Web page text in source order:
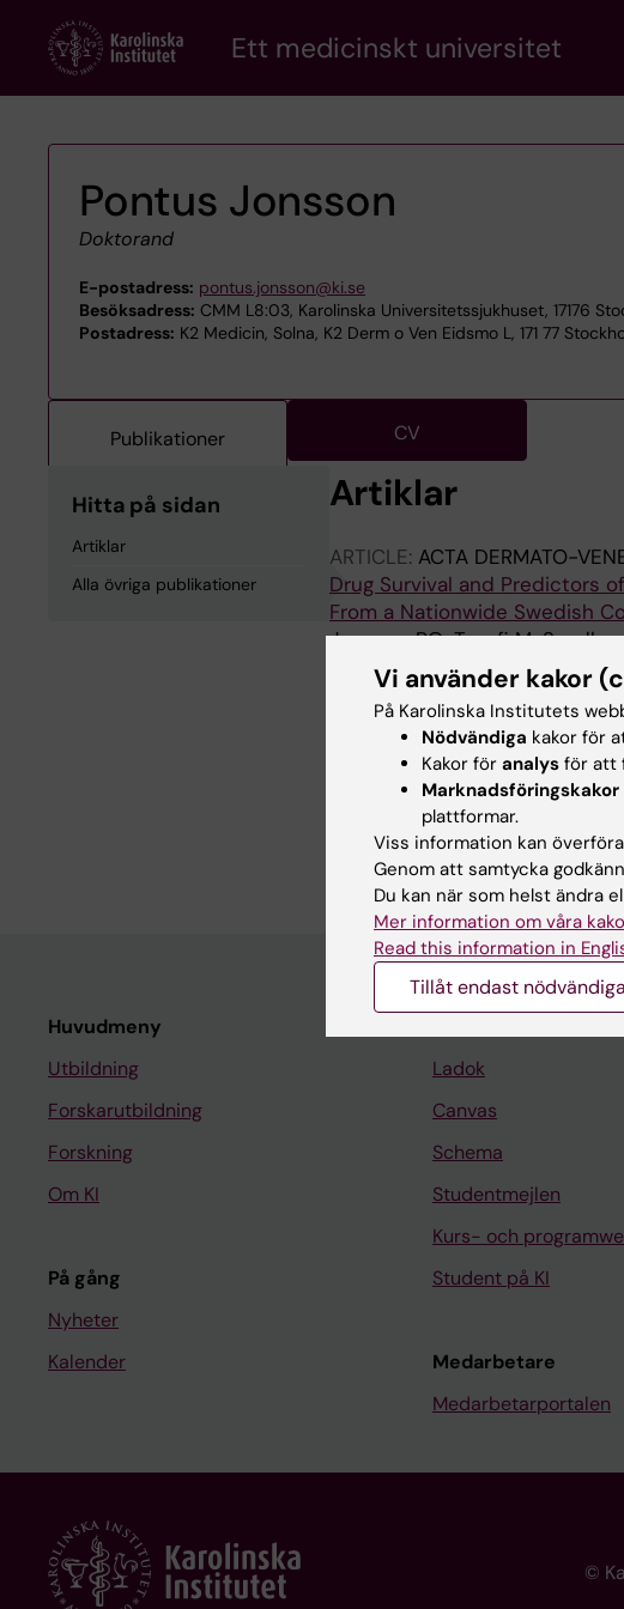
content
Ett medicinskt universitet
Pontus Jonsson
Doktorand
E-postadress: pontus.jonsson@ki.se
Besöksadress: CMM L8:03, Karolinska Universitetssjukhuset, 17176
Postadress: K2 Medicin, Solna, K2 Derm o Ven Eidsmo L, 171 77
Publikationer CV
Hitta på sidan
Artiklar
Alla övriga publikationer
Artiklar
ARTICLE: ACTA DERMATO-
Drug Survival and Predictors
From a Nationwide Swedish
Jonsson PO; Tayefi M;
Alla övriga
REVIEW: LAKARTIDNINGEN.
[In case of pruritus, always
Jonsson P; Lindelöf B;
Huvudmeny
Utbildning
Forskarutbildning
Forskning
Om KI
På gång
Nyheter
Kalender
Ladok
Canvas
Schema
Studentmejlen
Kurs- och
Student på KI
Medarbetare
Medarbetarportalen
©
Vi använder kakor
På Karolinska Institutets
Nödvändiga kakor för
Kakor för analys för att
Marknadsföringskakor
plattformar.
Viss information kan
Genom att samtycka
Du kan när som helst ändra
Mer information om våra
Read this information in
Tillåt endast nödvändiga